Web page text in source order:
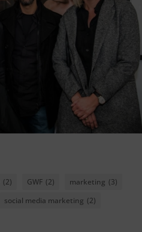
(2) GWF (2) marketing (3)
social media marketing (2)